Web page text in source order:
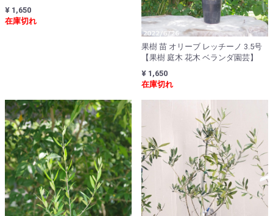
¥ 1,650
在庫切れ
果樹 苗 オリーブ レッチーノ 3.5号
【果樹 庭木 花木 ベランダ園芸】
¥ 1,650
在庫切れ